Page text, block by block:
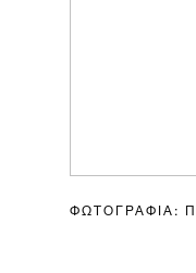
ΦΩΤΟΓΡΑΦΙΑ: